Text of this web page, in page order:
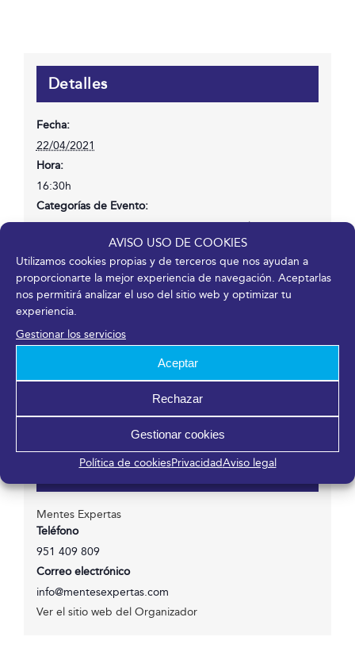
AVISO USO DE COOKIES
Utilizamos cookies propias y de terceros que nos ayudan a
proporcionarte la mejor experiencia de navegación. Aceptarlas
nos permitirá analizar el uso del sitio web y optimizar tu
experiencia.
Gestionar los servicios
Aceptar
Rechazar
Gestionar cookies
Política de cookiesPrivacidadAviso legal
Detalles
Fecha:
22/04/2021
Hora:
16:30h
Categorías de Evento:
Congresos,Entrada o inscripción disponible
https://www.mentesexpertas.com/ponente/emilio-duro/
Recinto
Fycma – Palacio de Ferias y Congresos de Málaga.
Organizador
Mentes Expertas
Teléfono
951 409 809
Correo electrónico
info@mentesexpertas.com
Ver el sitio web del Organizador